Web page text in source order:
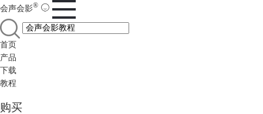
会声会影®
首页
产品
下载
教程
购买